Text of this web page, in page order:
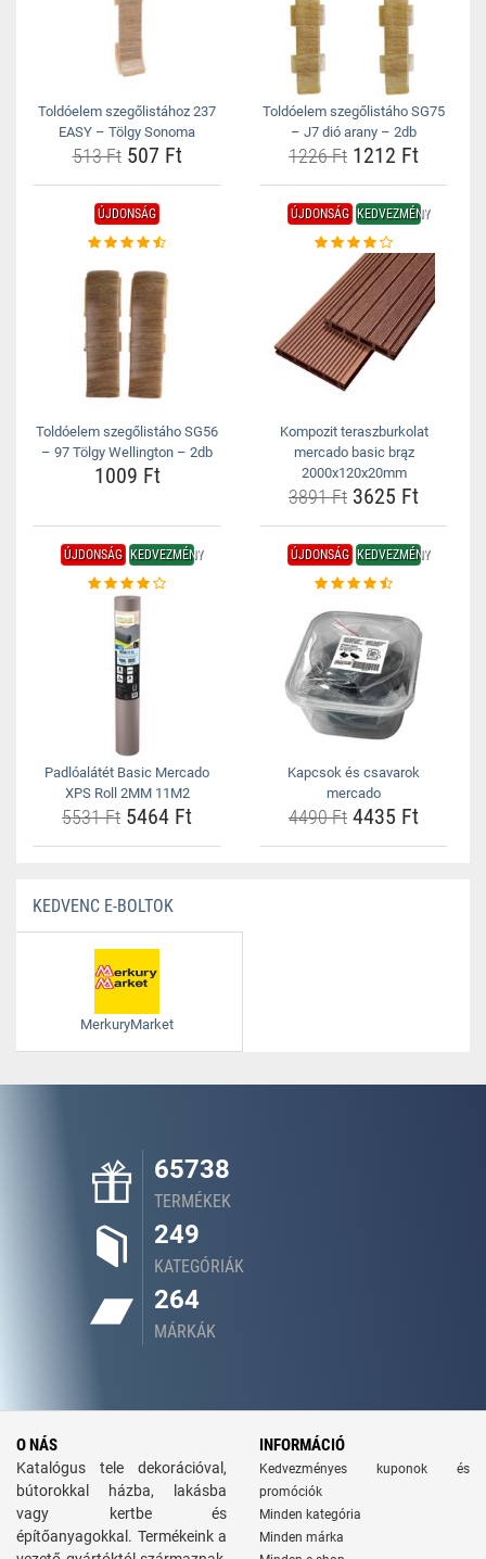
Toldóelem szegőlistához 237
EASY – Tölgy Sonoma
513 Ft507 Ft
Toldóelem szegőlistáho SG75
– J7 dió arany – 2db
1226 Ft 1212 Ft
ÚJDONSÁG
Toldóelem szegőlistáho SG56
– 97 Tölgy Wellington – 2db
1009 Ft
ÚJDONSÁG KEDVEZMÉNY
Kompozit teraszburkolat
mercado basic brąz
2000x120x20mm
3891 Ft 3625 Ft
ÚJDONSÁG KEDVEZMÉNY
Padlóalátét Basic Mercado
XPS Roll 2MM 11M2
5531 Ft 5464 Ft
ÚJDONSÁG KEDVEZMÉNY
Kapcsok és csavarok
mercado
4490 Ft 4435 Ft
KEDVENC E-BOLTOK
MerkuryMarket
65738
TERMÉKEK
249
KATEGÓRIÁK
264
MÁRKÁK
O NÁS
Katalógus tele dekorációval,
bútorokkal házba, lakásba
vagy kertbe és
építőanyagokkal. Termékeink a
INFORMÁCIÓ
Kedvezményes kuponok és
promóciók
Minden kategória
Minden márka